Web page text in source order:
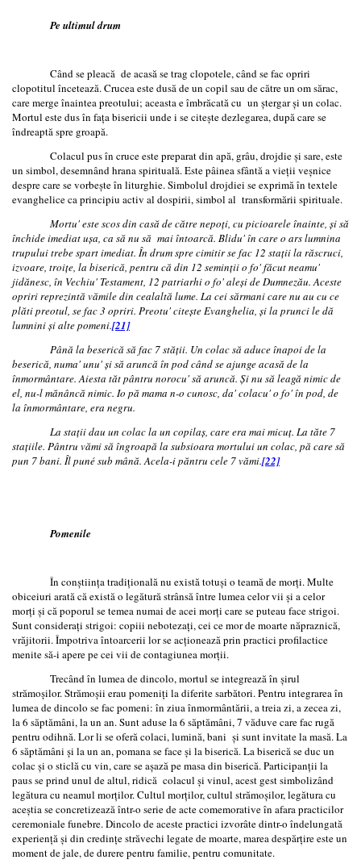
Pe ultimul drum
Când se pleacă de acasă se trag clopotele, când se fac opriri
clopotitul încetează. Crucea este dusă de un copil sau de către un om sărac,
care merge înaintea preotului; aceasta e îmbrăcată cu un ştergar şi un colac.
Mortul este dus în faţa bisericii unde i se citeşte dezlegarea, după care se
îndreaptă spre groapă.
Colacul pus în cruce este preparat din apă, grâu, drojdie şi sare, este
un simbol, desemnând hrana spirituală. Este pâinea sfântă a vieţii veşnice
despre care se vorbeşte în liturghie. Simbolul drojdiei se exprimă în textele
evanghelice ca principiu activ al dospirii, simbol al transformării spirituale.
Mortu' este scos din casă de către nepoţi, cu picioarele înainte, şi să
închide imediat uşa, ca să nu să mai întoarcă. Blidu' în care o ars lumnina
trupului trebe spart imediat. În drum spre cimitir se fac 12 staţii la răscruci,
izvoare, troiţe, la biserică, pentru că din 12 seminţii o fo' făcut neamu'
jidănesc, în Vechiu' Testament, 12 patriarhi o fo' aleşi de Dumnezău. Aceste
opriri reprezintă vămile din cealaltă lume. La cei sărmani care nu au cu ce
plăti preotul, se fac 3 opriri. Preotu' citeşte Evanghelia, şi la prunci le dă
lumnini şi alte pomeni.[21]
Până la beserică să fac 7 stăţii. Un colac să aduce înapoi de la
beserică, numa' unu' şi să aruncă în pod când se ajunge acasă de la
înmormântare. Aiesta tăt pântru norocu' să aruncă. Şi nu să leagă nimic de
el, nu-l mănâncă nimic. Io pă mama n-o cunosc, da' colacu' o fo' în pod, de
la înmormântare, era negru.
La staţii dau un colac la un copilaş, care era mai micuţ. La tăte 7
staţiile. Pântru vămi să îngroapă la subsioara mortului un colac, pă care să
pun 7 bani. Îl punésub mână. Acela-i păntru cele 7 vămi.[22]
Pomenile
În conştiinţa tradiţională nu există totuşi o teamă de morţi. Multe
obiceiuri arată că există o legătură strânsă între lumea celor vii şi a celor
morţi şi că poporul se temea numai de acei morţi care se puteau face strigoi.
Sunt consideraţi strigoi: copiii nebotezaţi, cei ce mor de moarte năpraznică,
vrăjitorii. Împotriva întoarcerii lor se acţionează prin practici profilactice
menite să-i apere pe cei vii de contagiunea morţii.
Trecând în lumea de dincolo, mortul se integrează în şirul
strămoşilor. Strămoşii erau pomeniţi la diferite sarbători. Pentru integrarea în
lumea de dincolo se fac pomeni: în ziua înmormântării, a treia zi, a zecea zi,
la 6 săptămâni, la un an. Sunt aduse la 6 săptămâni, 7 văduve care fac rugă
pentru odihnă. Lor li se oferă colaci, lumină, bani şi sunt invitate la masă. La
6 săptămâni şi la un an, pomana se face şi la biserică. La biserică se duc un
colac şi o sticlă cu vin, care se aşază pe masa din biserică. Participanţii la
paus se prind unul de altul, ridică colacul şi vinul, acest gest simbolizând
legătura cu neamul morţilor. Cultul morţilor, cultul strămoşilor, legătura cu
aceştia se concretizează într-o serie de acte comemorative în afara practicilor
ceremoniale funebre. Dincolo de aceste practici izvorâte dintr-o îndelungată
experienţă şi din credinţe străvechi legate de moarte, marea despărţire este un
moment de jale, de durere pentru familie, pentru comunitate.